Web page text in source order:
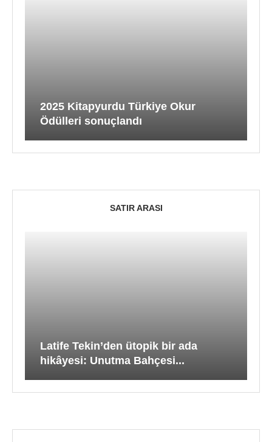
2025 Kitapyurdu Türkiye Okur
Ödülleri sonuçlandı
SATIR ARASI
Latife Tekin’den ütopik bir ada
hikâyesi: Unutma Bahçesi...